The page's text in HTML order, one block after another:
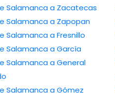
Salamanca a Zacatecas
Salamanca a Zapopan
Salamanca a Fresnillo
Salamanca a García
Salamanca a General
Salamanca a Gómez